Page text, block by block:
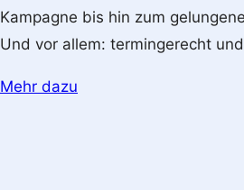
Kampagne bis hin zum
Und vor allem: termingerecht
Mehr dazu